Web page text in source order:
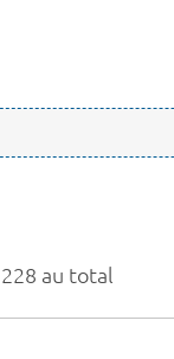
au total